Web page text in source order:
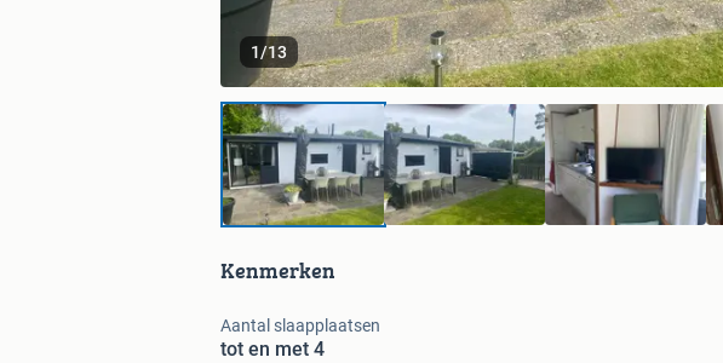
1/13
Kenmerken
Aantal slaapplaatsen
tot en met 4